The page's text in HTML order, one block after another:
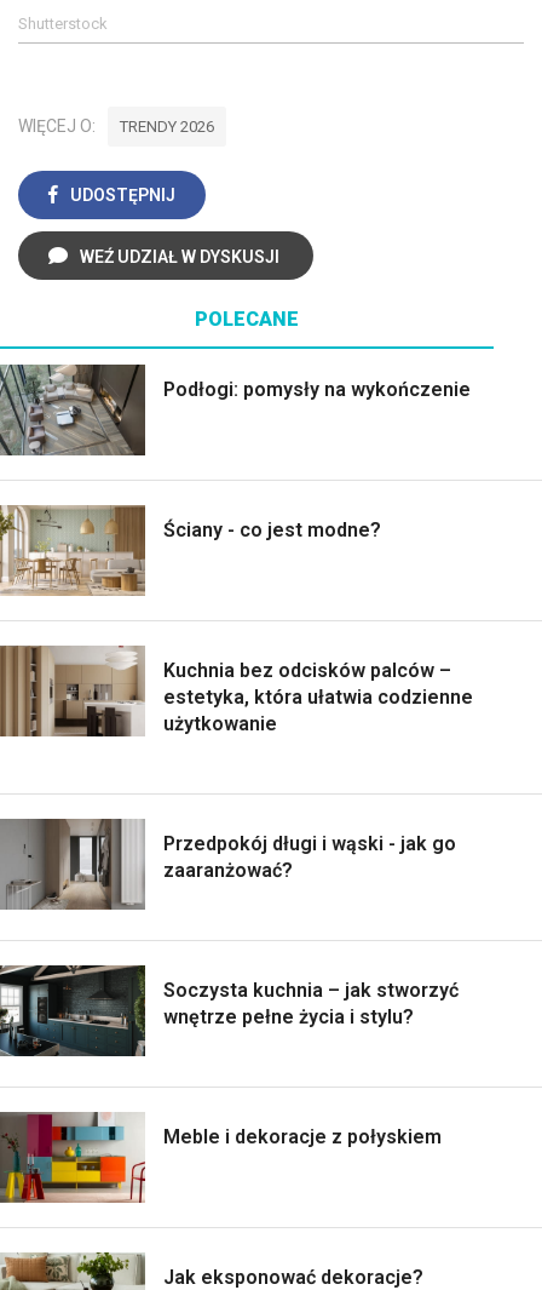
Shutterstock
WIĘCEJ O: TRENDY 2026
UDOSTĘPNIJ
WEŹ UDZIAŁ W DYSKUSJI
POLECANE
Podłogi: pomysły na wykończenie
Ściany - co jest modne?
Kuchnia bez odcisków palców –
estetyka, która ułatwia codzienne
użytkowanie
Przedpokój długi i wąski - jak go
zaaranżować?
Soczysta kuchnia – jak stworzyć
wnętrze pełne życia i stylu?
Meble i dekoracje z połyskiem
Jak eksponować dekoracje?